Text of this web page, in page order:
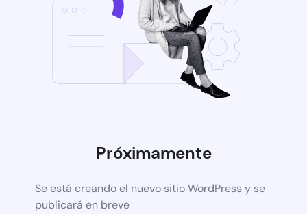
Próximamente
Se está creando el nuevo sitio WordPress y se
publicará en breve